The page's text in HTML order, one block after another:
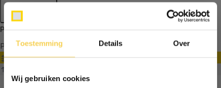
Toestemming Details Over
Wij gebruiken cookies
Apply filters
Producten getagd met zicht beperken
Producten
FilterOntvang €5,- korting!
Schrijf je in voor de nieuwsbrief en